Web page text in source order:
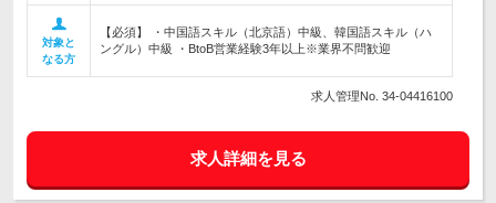
対象と
なる方
【必須】 ・中国語スキル（北京語）中級、韓国語スキル（ハ
ングル）中級 ・BtoB営業経験3年以上※業界不問歓迎
求人管理No. 34-04416100
求人詳細を見る